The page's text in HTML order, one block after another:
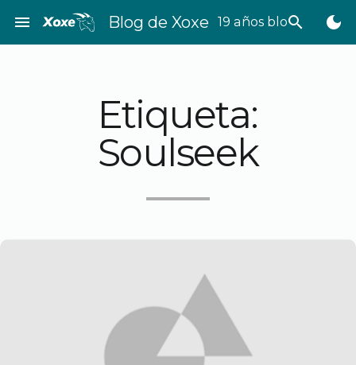
contenido
menu Blog de Xoxe 19 años bloggeando
search dark_mode
Etiqueta:
Soulseek